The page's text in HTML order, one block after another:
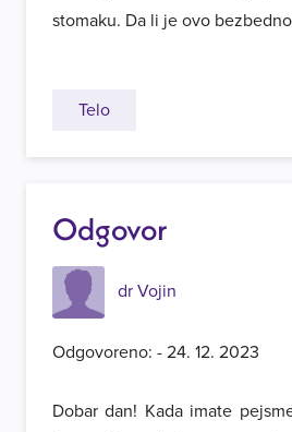
stomaku. Da li je ovo
Telo
Odgovor
dr Vojin
Odgovoreno: - 24. 12. 2023
Dobar dan! Kada imate